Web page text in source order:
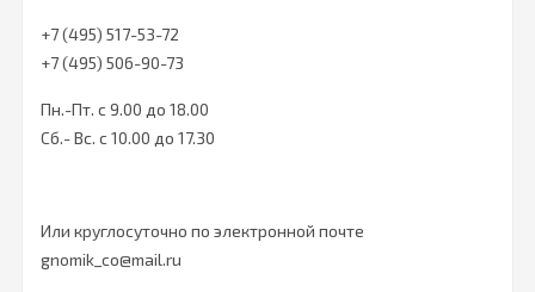
+7 (495) 517-53-72
+7 (495) 506-90-73
Пн.-Пт. с 9.00 до 18.00
Сб.- Вс. c 10.00 до 17.30
Или круглосуточно по электронной почте
gnomik_co@mail.ru